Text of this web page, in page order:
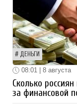
ДЕНЬГИ
08:01 | 8 августа
Сколько
за финансовой